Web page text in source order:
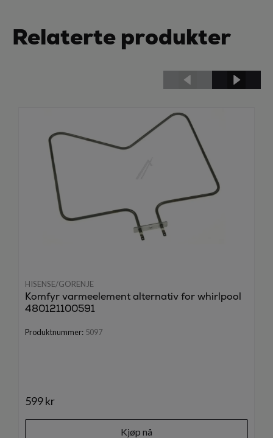
Relaterte produkter
HISENSE/GORENJE
Komfyr varmeelement alternativ for whirlpool
480121100591
Produktnummer: 5097
599 kr
Kjøp nå